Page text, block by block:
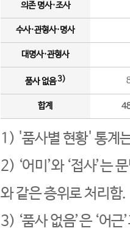
의존 명사·조사
수사·관형사·명사
대명사·관형사
품사 없음3)
합계
1) '품사별 현황' 통계
2) ‘어미’와 ‘접사’는
와 같은 층위로 처리함.
3) ‘품사 없음’은 ‘어